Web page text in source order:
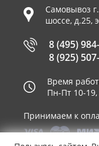
Самовывоз г.
шоссе, д.25,
8 (495)
8 (925)
Время
Пн-Пт 10-
Принимаем к